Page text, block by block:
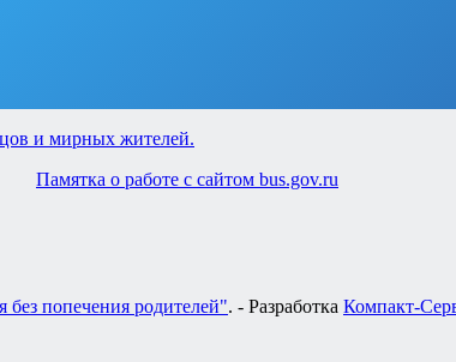
Памятка о работе с сайтом bus.gov.ru
попечения родителей". - Разработка Компакт-